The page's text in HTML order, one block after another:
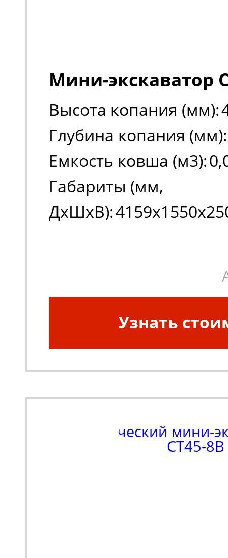
Мини-экскаватор
Высота копания (мм):
Глубина копания (мм):
Емкость ковша (м3):
Габариты (мм,
ДxШxВ):
Узнать